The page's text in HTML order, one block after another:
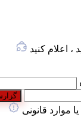
اعلام کنید
موارد قانونی